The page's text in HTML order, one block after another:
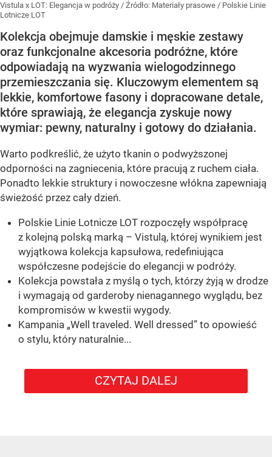
Vistula x LOT: Elegancja w podróży / Źródło: Materiały prasowe / Polskie Linie
Lotnicze LOT
Kolekcja obejmuje damskie i męskie zestawy
oraz funkcjonalne akcesoria podróżne, które
odpowiadają na wyzwania wielogodzinnego
przemieszczania się. Kluczowym elementem są
lekkie, komfortowe fasony i dopracowane detale,
które sprawiają, że elegancja zyskuje nowy
wymiar: pewny, naturalny i gotowy do działania.
Warto podkreślić, że użyto tkanin o podwyższonej
odporności na zagniecenia, które pracują z ruchem ciała.
Ponadto lekkie struktury i nowoczesne włókna zapewniają
świeżość przez cały dzień.
Polskie Linie Lotnicze LOT rozpoczęły współpracę
z kolejną polską marką – Vistulą, której wynikiem jest
wyjątkowa kolekcja kapsułowa, redefiniująca
współczesne podejście do elegancji w podróży.
Kolekcja powstała z myślą o tych, którzy żyją w drodze
i wymagają od garderoby nienagannego wyglądu, bez
kompromisów w kwestii wygody.
Kampania „Well traveled. Well dressed” to opowieść
o stylu, który naturalnie...
CZYTAJ DALEJ